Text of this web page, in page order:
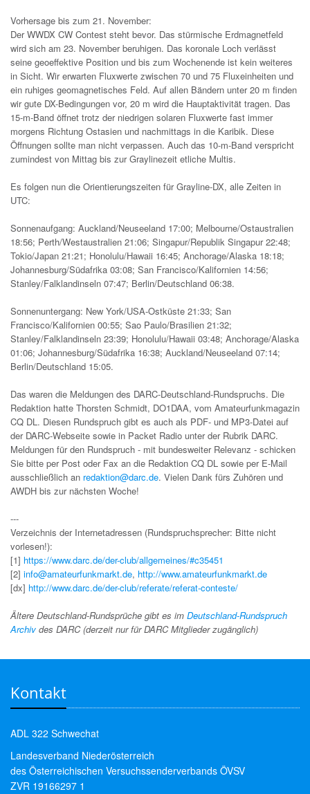
Vorhersage bis zum 21. November:
Der WWDX CW Contest steht bevor. Das stürmische Erdmagnetfeld
wird sich am 23. November beruhigen. Das koronale Loch verlässt
seine geoeffektive Position und bis zum Wochenende ist kein weiteres
in Sicht. Wir erwarten Fluxwerte zwischen 70 und 75 Fluxeinheiten und
ein ruhiges geomagnetisches Feld. Auf allen Bändern unter 20 m finden
wir gute DX-Bedingungen vor, 20 m wird die Hauptaktivität tragen. Das
15-m-Band öffnet trotz der niedrigen solaren Fluxwerte fast immer
morgens Richtung Ostasien und nachmittags in die Karibik. Diese
Öffnungen sollte man nicht verpassen. Auch das 10-m-Band verspricht
zumindest von Mittag bis zur Graylinezeit etliche Multis.
Es folgen nun die Orientierungszeiten für Grayline-DX, alle Zeiten in
UTC:
Sonnenaufgang: Auckland/Neuseeland 17:00; Melbourne/Ostaustralien
18:56; Perth/Westaustralien 21:06; Singapur/Republik Singapur 22:48;
Tokio/Japan 21:21; Honolulu/Hawaii 16:45; Anchorage/Alaska 18:18;
Johannesburg/Südafrika 03:08; San Francisco/Kalifornien 14:56;
Stanley/Falklandinseln 07:47; Berlin/Deutschland 06:38.
Sonnenuntergang: New York/USA-Ostküste 21:33; San
Francisco/Kalifornien 00:55; Sao Paulo/Brasilien 21:32;
Stanley/Falklandinseln 23:39; Honolulu/Hawaii 03:48; Anchorage/Alaska
01:06; Johannesburg/Südafrika 16:38; Auckland/Neuseeland 07:14;
Berlin/Deutschland 15:05.
Das waren die Meldungen des DARC-Deutschland-Rundspruchs. Die
Redaktion hatte Thorsten Schmidt, DO1DAA, vom Amateurfunkmagazin
CQ DL. Diesen Rundspruch gibt es auch als PDF- und MP3-Datei auf
der DARC-Webseite sowie in Packet Radio unter der Rubrik DARC.
Meldungen für den Rundspruch - mit bundesweiter Relevanz - schicken
Sie bitte per Post oder Fax an die Redaktion CQ DL sowie per E-Mail
ausschließlich an redaktion@darc.de. Vielen Dank fürs Zuhören und
AWDH bis zur nächsten Woche!
---
Verzeichnis der Internetadressen (Rundspruchsprecher: Bitte nicht
vorlesen!):
[1] https://www.darc.de/der-club/allgemeines/#c35451
[2] info@amateurfunkmarkt.de, http://www.amateurfunkmarkt.de
[dx] http://www.darc.de/der-club/referate/referat-conteste/
Ältere Deutschland-Rundsprüche gibt es im Deutschland-Rundspruch
Archiv des DARC (derzeit nur für DARC Mitglieder zugänglich)
Kontakt
ADL 322 Schwechat
Landesverband Niederösterreich
des Österreichischen Versuchssenderverbands ÖVSV
ZVR 19166297 1